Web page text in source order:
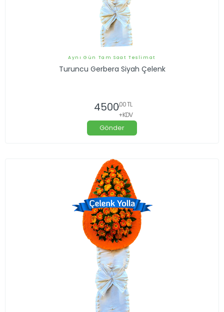
Aynı Gün Tam Saat Teslimat
Turuncu Gerbera Siyah Çelenk
4500,00 TL
+KDV
Gönder